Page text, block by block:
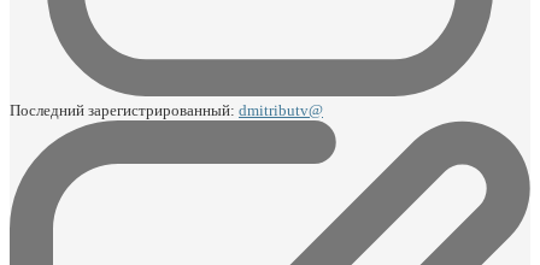
Последний зарегистрированный: dmitributv@